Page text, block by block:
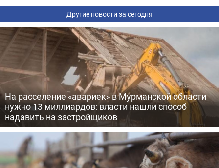
Другие новости за сегодня
На расселение «авариек» в Мурманской области
нужно 13 миллиардов: власти нашли способ
надавить на застройщиков